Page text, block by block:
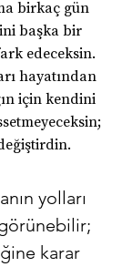
birkaç gün
başka bir
edeceksin.
hayatından
için kendini
yolları
karar